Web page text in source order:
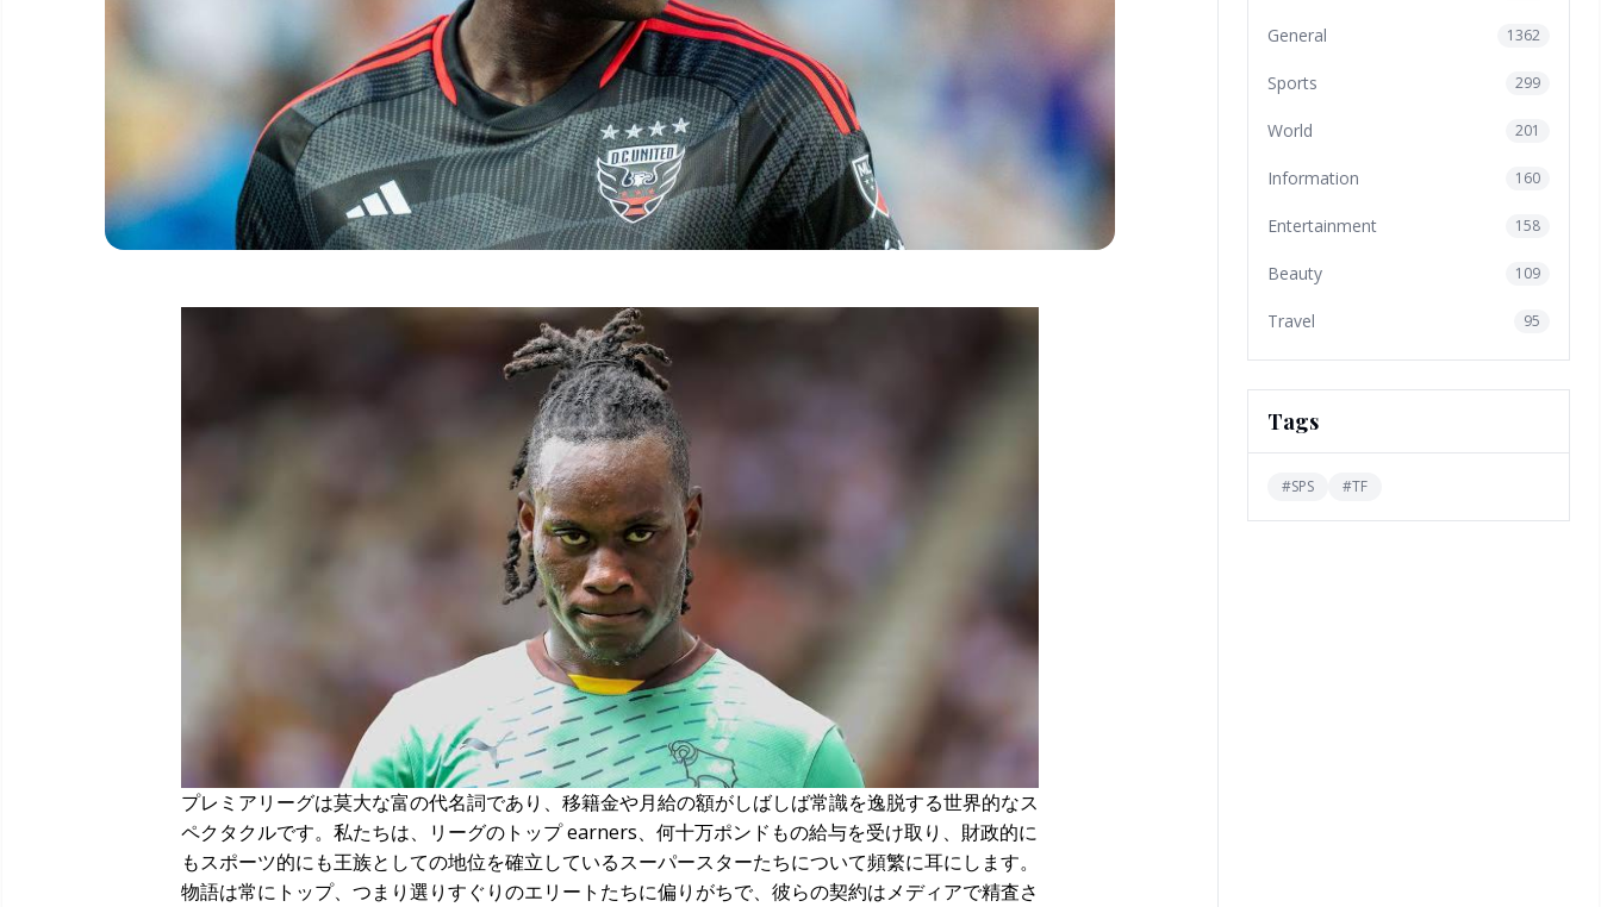
プレミアリーグは莫大な富の代名詞であり、移籍金や月給の額がしばしば常識を逸脱する世界的なス
ペクタクルです。私たちは、リーグのトップ earners、何十万ポンドもの給与を受け取り、財政的に
もスポーツ的にも王族としての地位を確立しているスーパースターたちについて頻繁に耳にします。
物語は常にトップ、つまり選りすぐりのエリートたちに偏りがちで、彼らの契約はメディアで精査さ
General 1362
Sports 299
World 201
Information 160
Entertainment 158
Beauty 109
Travel 95
Tags
#SPS #TF